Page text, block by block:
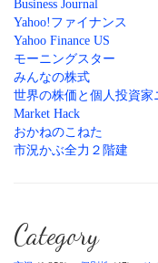
Business Journal
Yahoo!ファイナンス
Yahoo Finance US
モーニングスター
みんなの株式
世界の株価と個人投資家
Market Hack
おかねのこねた
市況かぶ全力２階建
Category